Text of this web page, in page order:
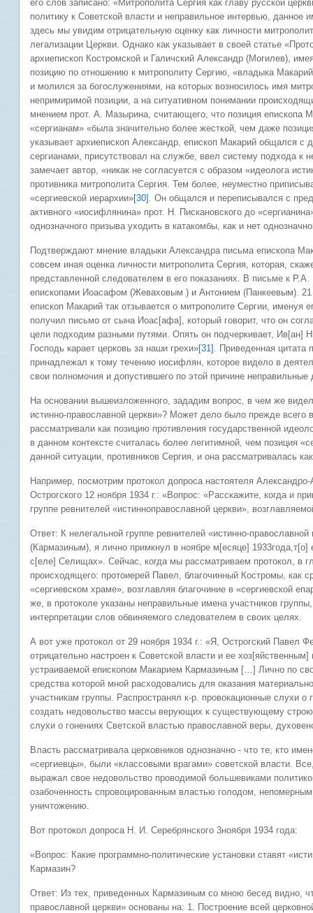
его слов записано: «Митрополита Сергия как главу русской
политику к Советской власти и неправильное интервью, данное
здесь мы увидим отрицательную оценку как личности
легализации Церкви. Однако как указывает в своей статье
архиепископ Костромской и Галичский Александр (Могилев),
позицию по отношению к митрополиту Сергию, «владыка
и молился за богослужениями, на которых возносилось имя
непримиримой позиции, а на ситуативном понимании
мнением прот. А. Мазырина, считающего, что позиция епископа
«сергианам» «была значительно более жесткой, чем даже
указывает архиепископ Александр, епископ Макарий общался с
сергианами, присутствовал на службе, ввел систему подхода к
замечает автор, «никак не согласуется с образом «идеолога
противника митрополита Сергия. Тем более, неуместно
«сергиевской иерархии»[30] . Он общался и переписывался с
активного «иосифлянина» прот. Н. Пискановского до
однозначного призыва уходить в катакомбы, как и нет
Подтверждают мнение владыки Александра письма епископа
совсем иная оценка личности митрополита Сергия, которая,
представленной следователем в его показаниях. В письме к
епископами Иоасафом (Жеваховым ) и Антонием (Панкеевым). 21
епископ Макарий так отзывается о митрополите Сергии,
получил письмо от сына Иоас[афа], который говорит, что он
цели подходим разными путями. Опять он подчеркивает, Ив[ан]
Господь карает церковь за наши грехи»[31] . Приведенная цитата
принадлежал к тому течению иосифлян, которое видело в
свои полномочия и допустившего по этой причине неправильные
На основании вышеизложенного, зададим вопрос, в чем же
истинно-православной церкви»? Может дело было прежде всего
рассматривали как позицию противления государственной
в данном контексте считалась более легитимной, чем позиция
данной ситуации, противников Сергия, и она рассматривалась
Например, посмотрим протокол допроса настоятеля
Острогского 12 ноября 1934 г.: «Вопрос: «Расскажите, когда и
группе ревнителей «истинноправославной церкви»,
Ответ: К нелегальной группе ревнителей «истинно-
(Кармазиным), я лично примкнул в ноябре м[есяце] 1933года,т[о]
с[еле] Селищах». Сейчас, когда мы рассматриваем протокол, в
происходящего: протоиерей Павел, благочинный Костромы, как
«сергиевском храме», возглавляя благочиние в «сергиевской
же, в протоколе указаны неправильные имена участников
интерпретации слов обвиняемого следователем в своих целях.
А вот уже протокол от 29 ноября 1934 г.: «Я, Острогский
отрицательно настроен к Советской власти и ее
устраиваемой епископом Макарием Кармазиным […] Лично по
средства которой мной расходовались для оказания
участникам группы. Распространял к-р. провокационные слухи
создать недовольство массы верующих к существующему
слухи о гонениях Светской властью православной веры,
Власть рассматривала церковников однозначно - что те, кто
«сергиевцы», были «классовыми врагами» советской власти.
выражал свое недовольство проводимой большевиками
озабоченность спровоцированным властью голодом,
уничтожению.
Вот протокол допроса Н. И. Серебрянского 3ноября 1934 года:
«Вопрос: Какие программно-политические установки ставят
Кармазин?
Ответ: Из тех, приведенных Кармазиным со мною бесед видно,
православной церкви» основаны на: 1. Построение всей